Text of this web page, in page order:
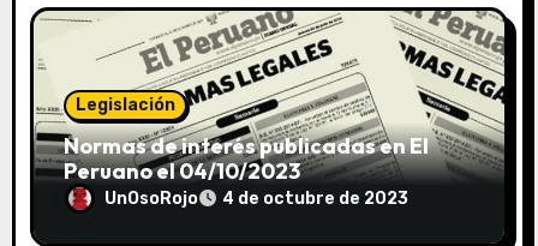
Legislación
Normas de interés publicadas en El
Peruano el 04/10/2023
UnOsoRojo 4 de octubre de 2023